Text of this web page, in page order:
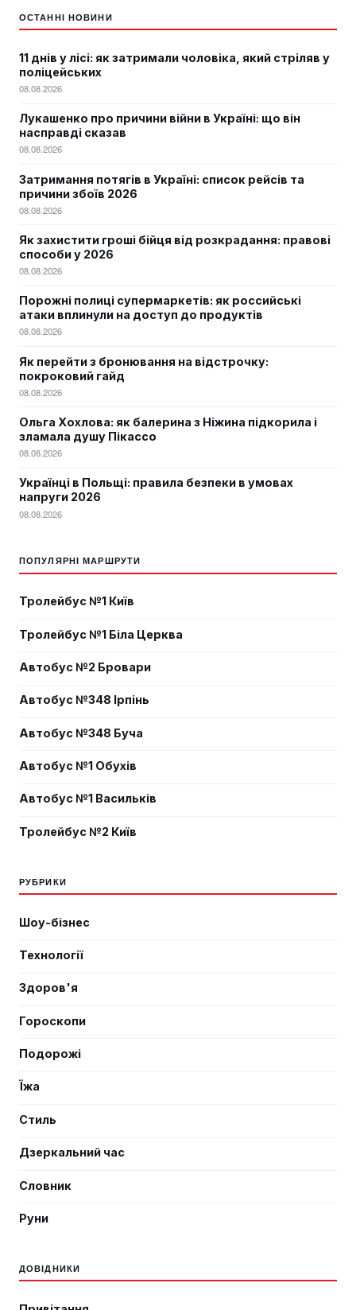
ОСТАННІ НОВИНИ
11 днів у лісі: як затримали чоловіка, який стріляв у
поліцейських
08.08.2026
Лукашенко про причини війни в Україні: що він
насправді сказав
08.08.2026
Затримання потягів в Україні: список рейсів та
причини збоїв 2026
08.08.2026
Як захистити гроші бійця від розкрадання: правові
способи у 2026
08.08.2026
Порожні полиці супермаркетів: як российські
атаки вплинули на доступ до продуктів
08.08.2026
Як перейти з бронювання на відстрочку:
покроковий гайд
08.08.2026
Ольга Хохлова: як балерина з Ніжина підкорила і
зламала душу Пікассо
08.08.2026
Українці в Польщі: правила безпеки в умовах
напруги 2026
08.08.2026
ПОПУЛЯРНІ МАРШРУТИ
Тролейбус №1 Київ
Тролейбус №1 Біла Церква
Автобус №2 Бровари
Автобус №348 Ірпінь
Автобус №348 Буча
Автобус №1 Обухів
Автобус №1 Васильків
Тролейбус №2 Київ
РУБРИКИ
Шоу-бізнес
Технології
Здоров'я
Гороскопи
Подорожі
Їжа
Стиль
Дзеркальний час
Словник
Руни
ДОВІДНИКИ